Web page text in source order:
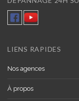
LIENS RAPIDES
Nos agences
À propos